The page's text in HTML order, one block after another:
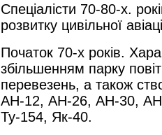
Спеціалісти 70-80-х.
розвитку цивільної
Початок 70-х років.
збільшенням парку
перевезень, а також
АН-12, АН-26, АН-30,
Ту-154, Як-40.